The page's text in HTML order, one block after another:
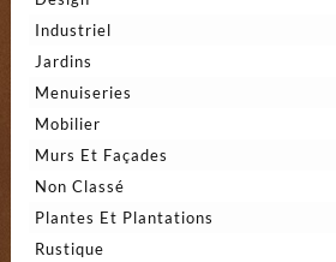
Industriel
Jardins
Menuiseries
Mobilier
Murs Et Façades
Non Classé
Plantes Et Plantations
Rustique